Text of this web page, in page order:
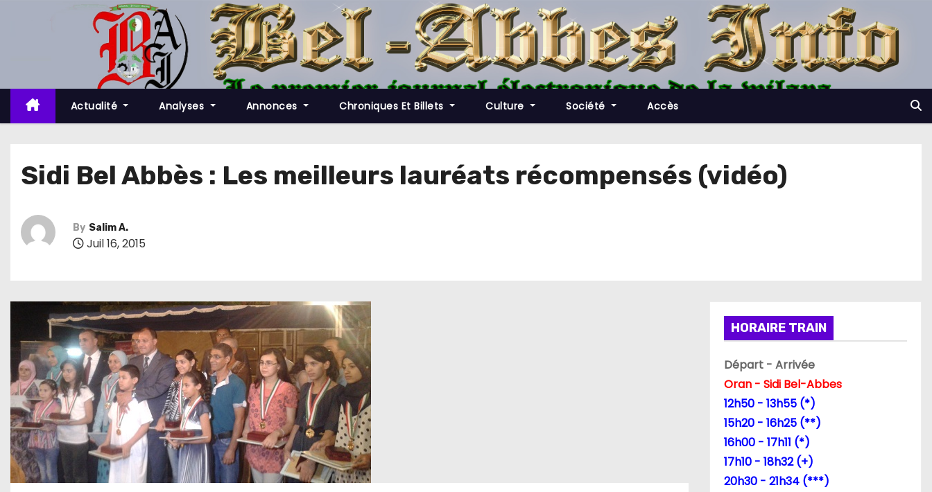
t
c
Actualité Analyses Annonces Chroniques Et Billets Culture Société Accès
Sidi Bel Abbès : Les meilleurs lauréats récompensés (vidéo)
By Salim A.
Juil 16, 2015
HORAIRE TRAIN
Départ - Arrivée
Oran - Sidi Bel-Abbes
12h50 - 13h55 (*)
15h20 - 16h25 (**)
16h00 - 17h11 (*)
17h10 - 18h32 (+)
20h30 - 21h34 (***)